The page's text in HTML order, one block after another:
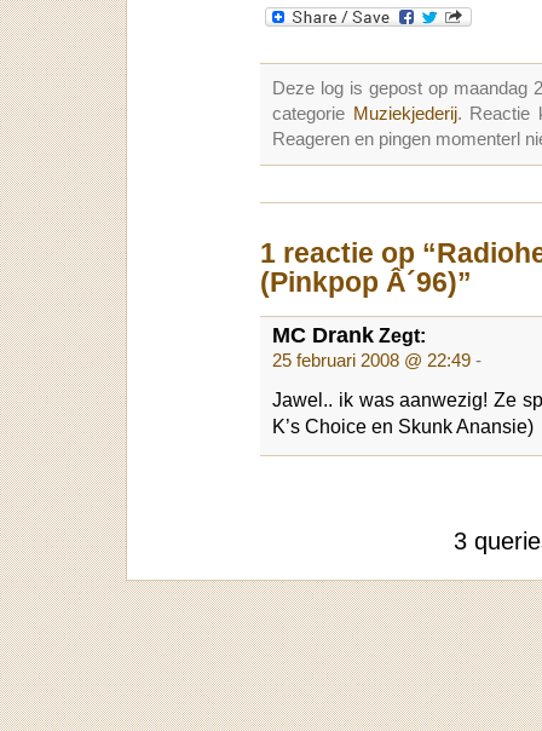
Deze log is gepost op maandag
categorie Muziekjederij. Reactie
Reageren en pingen momenterl
1 reactie op
(Pinkpop Â´96)”
MC Drank Zegt:
25 februari 2008 @ 22:49 -
Jawel.. ik was aanwezig! Ze
K’s Choice en Skunk Anansie)
3